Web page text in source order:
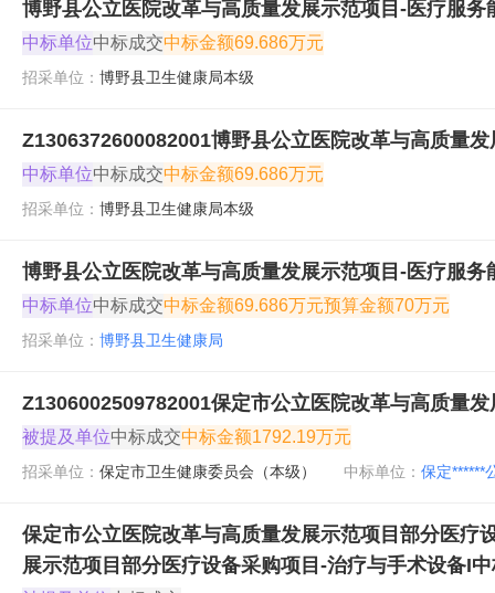
博野县公立医院改革与高质量发展示范项目-医疗服
中标单位中标成交中标金额69.686万元
招采单位： 博野县卫生健康局本级
Z1306372600082001博野县公立医院改革与高质量
中标单位中标成交中标金额69.686万元
招采单位： 博野县卫生健康局本级
博野县公立医院改革与高质量发展示范项目-医疗服
中标单位中标成交中标金额69.686万元预算金额70万元
招采单位： 博野县卫生健康局
Z1306002509782001保定市公立医院改革与高质量
被提及单位中标成交中标金额1792.19万元
招采单位： 保定市卫生健康委员会（本级） 中标单位： 保定******
保定市公立医院改革与高质量发展示范项目部分医疗
展示范项目部分医疗设备采购项目-治疗与手术设备I